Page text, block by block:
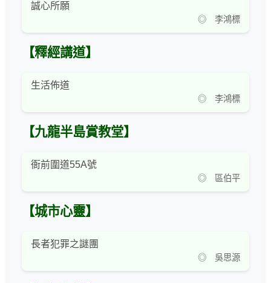
誠心所願
◎ 李鴻標
【釋經講道】
生活佈道
◎ 李鴻標
【九龍半島賞教堂】
衙前圍道55A號
◎ 區伯平
【城市心靈】
長者犯罪之謎團
◎ 吳思源